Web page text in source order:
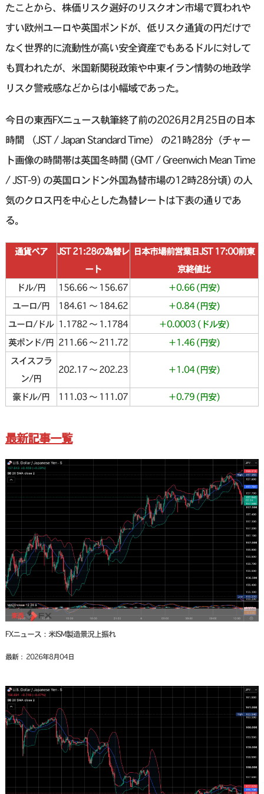
たことから、株価リスク選好のリスクオン市場で買われや
すい欧州ユーロや英国ポンドが、低リスク通貨の円だけで
なく世界的に流動性が高い安全資産でもあるドルに対して
も買われたが、米国新関税政策や中東イラン情勢の地政学
リスク警戒感などからは小幅域であった。
今日の東西FXニュース執筆終了前の2026月2月25日の日本
時間 （JST / Japan Standard Time） の21時28分（チャー
ト画像の時間帯は英国冬時間 (GMT / Greenwich Mean Time
/ JST-9) の英国ロンドン外国為替市場の12時28分頃) の人
気のクロス円を中心とした為替レートは下表の通りであ
る。
通貨ペア
JST 21:28の為替レ
ート
日本市場前営業日JST 17:00前東
京終値比
ドル/円
156.66 〜 156.67
＋0.66 (円安)
ユーロ/円
184.61 〜 184.62
＋0.84 (円安)
ユーロ/ドル 1.1782 〜 1.1784
＋0.0003 (ドル安)
英ポンド/円 211.66 〜 211.72
＋1.46 (円安)
スイスフラ
ン/円
202.17 〜 202.23 ＋1.04 (円安)
豪ドル/円 111.03 〜 111.07 ＋0.79 (円安)
最新記事一覧
FXニュース：米ISM製造景況上振れ
最新： 2026年8月04日